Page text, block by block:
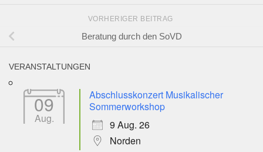
VORHERIGER BEITRAG
Beratung durch den SoVD
VERANSTALTUNGEN
09
Aug.
Abschlusskonzert Musikalischer
Sommerworkshop
9 Aug. 26
Norden